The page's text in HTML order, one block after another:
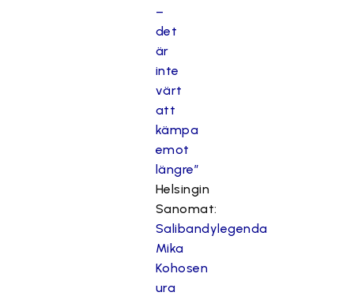
–
det
är
inte
värt
att
kämpa
emot
längre”
Helsingin
Sanomat:
Salibandylegenda
Mika
Kohosen
ura